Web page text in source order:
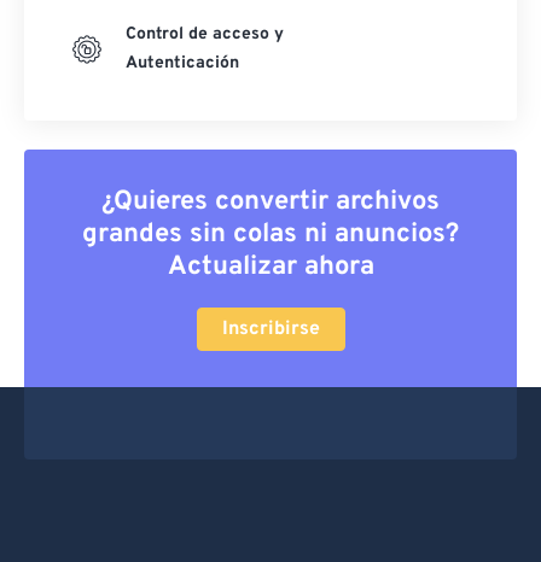
Control de acceso y
Autenticación
¿Quieres convertir archivos
grandes sin colas ni anuncios?
Actualizar ahora
Inscribirse